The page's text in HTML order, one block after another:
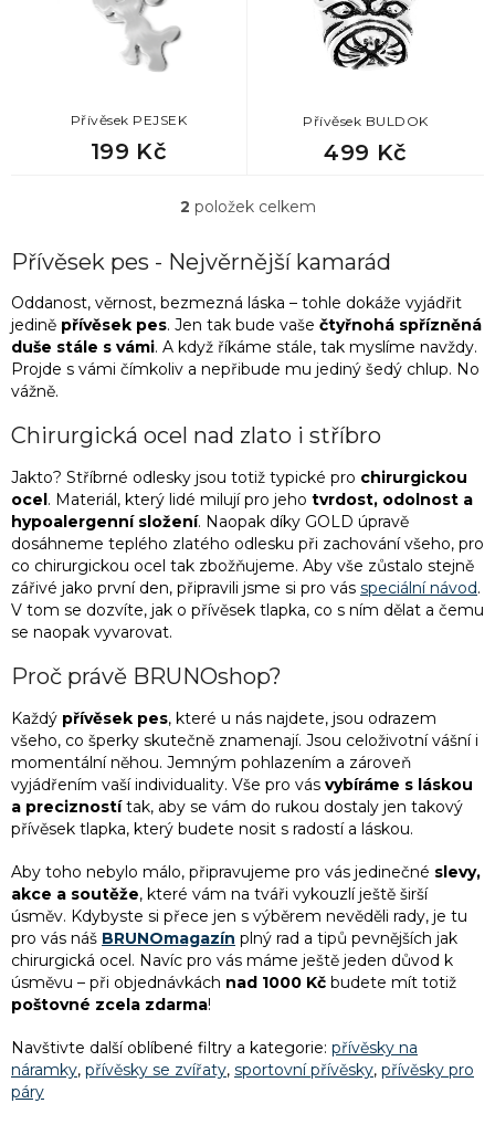
Přívěsek PEJSEK
199 Kč
Přívěsek BULDOK
499 Kč
O
l
d
a
c
í
v
k
y
v
ý
p
i
s
u
2 položek celkem
Přívěsek pes - Nejvěrnější kamarád
Oddanost, věrnost, bezmezná láska – tohle dokáže vyjádřit
jedině přívěsek pes. Jen tak bude vaše čtyřnohá spřízněná
duše stále s vámi. A když říkáme stále, tak myslíme navždy.
Projde s vámi čímkoliv a nepřibude mu jediný šedý chlup. No
vážně.
Chirurgická ocel nad zlato i stříbro
Jakto? Stříbrné odlesky jsou totiž typické pro chirurgickou
ocel. Materiál, který lidé milují pro jeho tvrdost, odolnost a
hypoalergenní složení. Naopak díky GOLD úpravě
dosáhneme teplého zlatého odlesku při zachování všeho, pro
co chirurgickou ocel tak zbožňujeme. Aby vše zůstalo stejně
zářivé jako první den, připravili jsme si pro vás speciální návod.
V tom se dozvíte, jak o přívěsek tlapka, co s ním dělat a čemu
se naopak vyvarovat.
Proč právě BRUNOshop?
Každý přívěsek pes, které u nás najdete, jsou odrazem
všeho, co šperky skutečně znamenají. Jsou celoživotní vášní i
momentální něhou. Jemným pohlazením a zároveň
vyjádřením vaší individuality. Vše pro vás vybíráme s láskou
a preciznostítak, aby se vám do rukou dostaly jen takový
přívěsek tlapka, který budete nosit s radostí a láskou.
Aby toho nebylo málo, připravujeme pro vás jedinečné slevy,
akce a soutěže, které vám na tváři vykouzlí ještě širší
úsměv. Kdybyste si přece jen s výběrem nevěděli rady, je tu
pro vás náš BRUNOmagazín plný rad a tipů pevnějších jak
chirurgická ocel. Navíc pro vás máme ještě jeden důvod k
úsměvu – při objednávkách nad 1000 Kč budete mít totiž
poštovné zcela zdarma!
Navštivte další oblíbené filtry a kategorie: přívěsky na
náramky, přívěsky se zvířaty, sportovní přívěsky, přívěsky pro
páry